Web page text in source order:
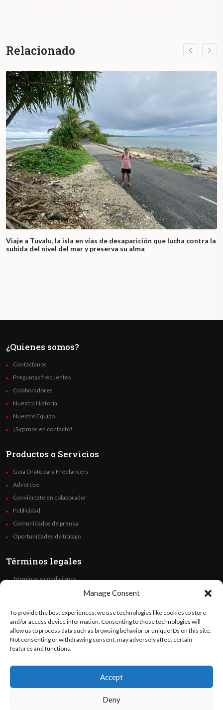
Manage Consent
To provide the best experiences, we use technologies like cookies to store
and/or access device information. Consenting to these technologies will
allow us to process data such as browsing behavior or unique IDs on this site.
Not consenting or withdrawing consent, may adversely affect certain
features and functions.
Accept
Deny
Relacionado
Viaje a Tuvalu, la isla en vías de desaparición que lucha contra la
subida del nivel del mar y preserva su alma
¿Quienes somos?
Contáctanos
Preguntas frecuentes
Colaboradores
Nuestra Historia
Nuestro Equipo
¡Sigamos en contacto!
Productos o Servicios
Guía Orato para Freelancers
Advertise
Conviértete en colaborador
Publicidad
Comunidados de prensa
Oportunidades de trabajo
Términos legales
Términos y condiciones
Code of Ethics
Síguenos
©OratoWorld Media 2026. Todos los derechos reservados..